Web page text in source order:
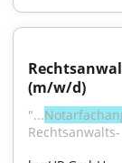
(m/w/d)
"...